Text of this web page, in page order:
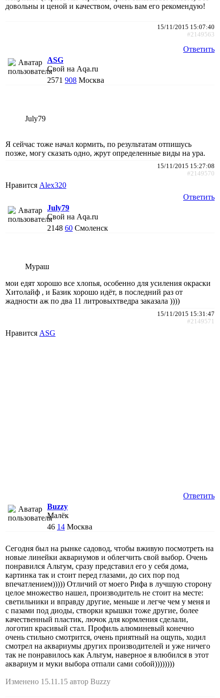
довольны и ценой и качеством, очень вам его рекомендую!
15/11/2015 15:07:40
#2149563
Ответить
АSG
Свой на Aqa.ru
2571 908 Москва
July79
Я сейчас тоже начал кормить, по результатам отпишусь
позже, могу сказать одно, жрут определенные виды на ура.
15/11/2015 15:27:08
#2149570
Нравится Alex320
Ответить
July79
Свой на Aqa.ru
2148 60 Смоленск
Мураш
мои едят хорошо все хлопья, особенно для усиления окраски
Хитолайф , и Базик хорошо идёт, в последний раз от
жадности аж по два 11 литровыхтведра заказала ))))
15/11/2015 15:31:47
#2149571
Нравится АSG
Ответить
Buzzy
Малёк
46 14 Москва
Сегодня был на рынке садовод, чтобы вживую посмотреть на
новые линейки аквариумов и облегчить свой выбор. Очень
понравился Альтум, сразу представил его у себя дома,
картинка так и стоит перед глазами, до сих пор под
впечатлением))))) Отличий от моего Рифа в лучшую сторону
целое множество нашел, производитель не стоит на месте:
светильники и вправду другие, меньше и легче чем у меня и
с пазами под диоды, створки крышки тоже другие, более
качественный пластик, лючок для кормления сделали,
логотип красивый стал. Профиль алюминевый конечно
очень стильно смотрится, очень приятный на ощупь, ходил
смотрел на аквариумы других производителей и уже ничего
так не понравилось как Альтум, наверное я влюбился в этот
аквариум и муки выбора отпали сами собой))))))))
Изменено 15.11.15 автор Buzzy